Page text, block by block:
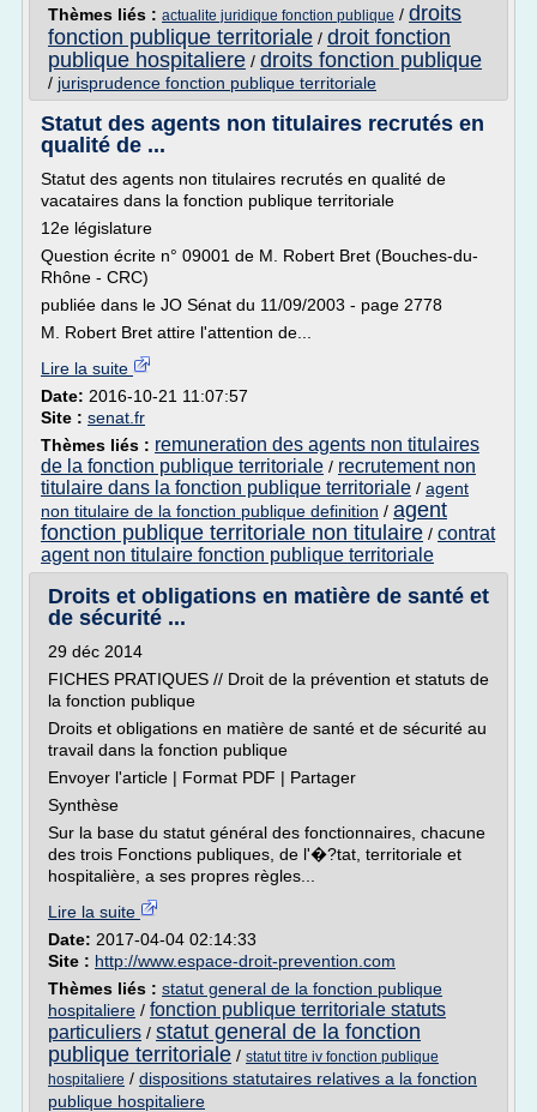
Thèmes liés : actualite juridique fonction publique / droits
fonction publique territoriale / droit fonction
publique hospitaliere / droits fonction publique
/ jurisprudence fonction publique territoriale
Statut des agents non titulaires recrutés en
qualité de ...
Statut des agents non titulaires recrutés en qualité de
vacataires dans la fonction publique territoriale
12e législature
Question écrite n° 09001 de M. Robert Bret (Bouches-du-
Rhône - CRC)
publiée dans le JO Sénat du 11/09/2003 - page 2778
M. Robert Bret attire l'attention de...
Lire la suite
Date: 2016-10-21 11:07:57
Site : senat.fr
Thèmes liés : remuneration des agents non titulaires
de la fonction publique territoriale / recrutement non
titulaire dans la fonction publique territoriale / agent
non titulaire de la fonction publique definition / agent
fonction publique territoriale non titulaire / contrat
agent non titulaire fonction publique territoriale
Droits et obligations en matière de santé et
de sécurité ...
29 déc 2014
FICHES PRATIQUES // Droit de la prévention et statuts de
la fonction publique
Droits et obligations en matière de santé et de sécurité au
travail dans la fonction publique
Envoyer l'article | Format PDF | Partager
Synthèse
Sur la base du statut général des fonctionnaires, chacune
des trois Fonctions publiques, de l'�?tat, territoriale et
hospitalière, a ses propres règles...
Lire la suite
Date: 2017-04-04 02:14:33
Site : http://www.espace-droit-prevention.com
Thèmes liés : statut general de la fonction publique
hospitaliere / fonction publique territoriale statuts
particuliers / statut general de la fonction
publique territoriale / statut titre iv fonction publique
hospitaliere / dispositions statutaires relatives a la fonction
publique hospitaliere